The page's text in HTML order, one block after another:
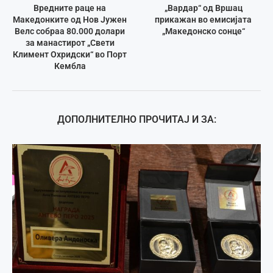
Вредните раце на
Македонките од Нов Јужен
Велс собраа 80.000 долари
за манастирот „Свети
Климент Охридски“ во Порт
Кембла
„Вардар“ од Вршац
прикажан во емисијата
„Македонско сонце“
ДОПОЛНИТЕЛНО ПРОЧИТАЈ И ЗА: